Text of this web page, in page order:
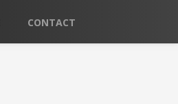
CONTACT